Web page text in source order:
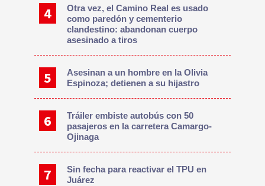
Otra vez, el Camino Real es usado
como paredón y cementerio
clandestino: abandonan cuerpo
asesinado a tiros
Asesinan a un hombre en la Olivia
Espinoza; detienen a su hijastro
Tráiler embiste autobús con 50
pasajeros en la carretera Camargo-
Ojinaga
Sin fecha para reactivar el TPU en
Juárez